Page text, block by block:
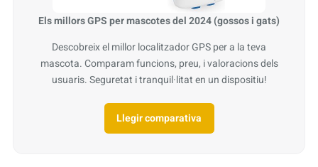
Els millors GPS per mascotes del 2024 (gossos i gats)
Descobreix el millor localitzador GPS per a la teva
mascota. Comparam funcions, preu, i valoracions dels
usuaris. Seguretat i tranquil·litat en un dispositiu!
Llegir comparativa